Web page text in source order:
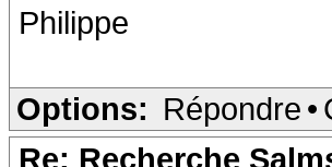
Philippe
Options: Répondre •
Re: Recherche